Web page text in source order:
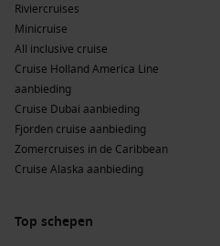
Riviercruises
Minicruise
All inclusive cruise
Cruise Holland America Line
aanbieding
Cruise Dubai aanbieding
Fjorden cruise aanbieding
Zomercruises in de Caribbean
Cruise Alaska aanbieding
Top schepen